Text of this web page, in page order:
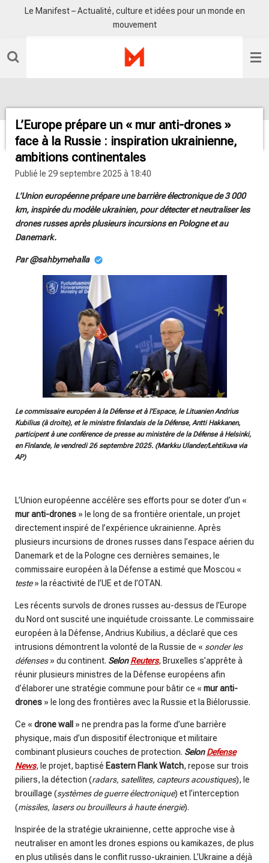
Passer
principal
Le Manifest – Actualité, culture et idées pour un monde en
mouvement
L’Europe prépare un « mur anti-drones »
face à la Russie : inspiration ukrainienne,
ambitions continentales
Publié le 29 septembre 2025 à 18:40
L’Union européenne prépare une barrière électronique de 3 000
km, inspirée du modèle ukrainien, pour détecter et neutraliser les
drones russes après plusieurs incursions en Pologne et au
Danemark.
Par @sahbymehalla
Le commissaire européen à la Défense et à l’Espace, le Lituanien Andrius
Kubilius (à droite), et le ministre finlandais de la Défense, Antti Hakkanen,
participent à une conférence de presse au ministère de la Défense à Helsinki,
en Finlande, le vendredi 26 septembre 2025. (Markku Ulander/Lehtikuva via
AP)
L’Union européenne accélère ses efforts pour se doter d’un «
mur anti-drones » le long de sa frontière orientale, un projet
directement inspiré de l’expérience ukrainienne. Après
plusieurs incursions de drones russes dans l’espace aérien du
Danemark et de la Pologne ces dernières semaines, le
commissaire européen à la Défense a estimé que Moscou «
teste» la réactivité de l’UE et de l’OTAN.
Les récents survols de drones russes au-dessus de l’Europe
du Nord ont suscité une inquiétude croissante. Le commissaire
européen à la Défense, Andrius Kubilius, a déclaré que ces
intrusions démontrent la volonté de la Russie de « sonder les
défenses» du continent. SelonReuters, Bruxelles s’apprête à
réunir plusieurs ministres de la Défense européens afin
d’élaborer une stratégie commune pour bâtir ce « mur anti-
drones » le long des frontières avec la Russie et la Biélorussie.
Ce « drone wall
» ne prendra pas la forme d’une barrière
physique, mais d’un dispositif électronique et militaire
combinant plusieurs couches de protection. SelonDefense
News, le projet, baptisé Eastern Flank Watch, repose sur trois
piliers, la détection (radars, satellites, capteurs acoustiques), le
brouillage (systèmes de guerre électronique) et l’interception
(missiles, lasers ou brouilleurs à haute énergie).
Inspirée de la stratégie ukrainienne, cette approche vise à
neutraliser en amont les drones espions ou kamikazes, de plus
en plus utilisés dans le conflit russo-ukrainien. L’Ukraine a déjà